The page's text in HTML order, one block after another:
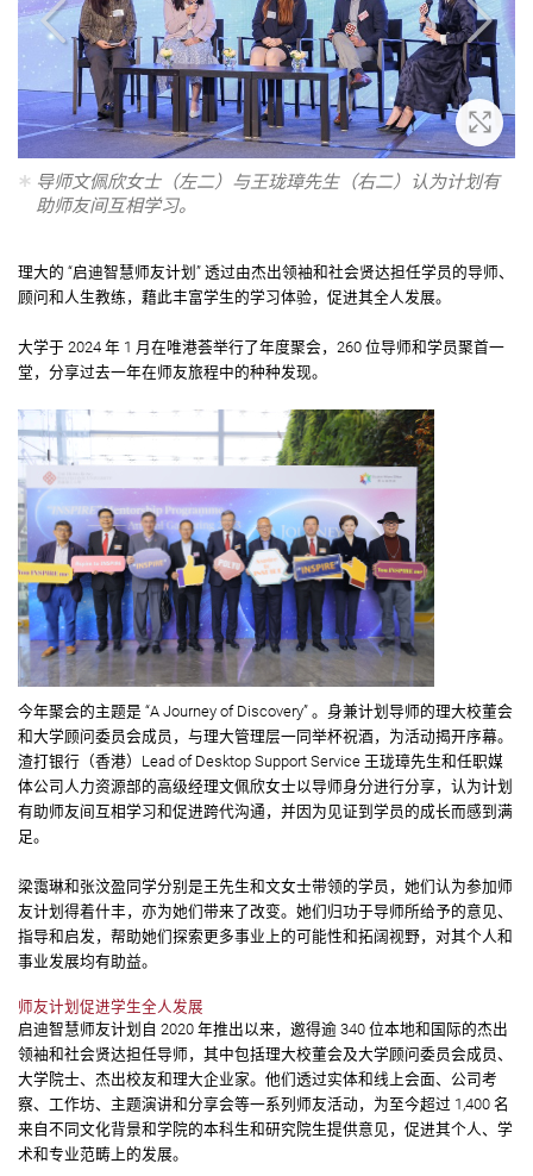
放大
导师文佩欣女士（左二）与王珑璋先生（右二）认为计划有
助师友间互相学习。
理大的 “启迪智慧师友计划” 透过由杰出领袖和社会贤达担任学员的导师、
顾问和人生教练，藉此丰富学生的学习体验，促进其全人发展。
大学于 2024 年 1 月在唯港荟举行了年度聚会，260 位导师和学员聚首一
堂，分享过去一年在师友旅程中的种种发现。
今年聚会的主题是 “A Journey of Discovery” 。身兼计划导师的理大校董会
和大学顾问委员会成员，与理大管理层一同举杯祝酒，为活动揭开序幕。
渣打银行（香港）Lead of Desktop Support Service 王珑璋先生和任职媒
体公司人力资源部的高级经理文佩欣女士以导师身分进行分享，认为计划
有助师友间互相学习和促进跨代沟通，并因为见证到学员的成长而感到满
足。
梁霭琳和张汶盈同学分别是王先生和文女士带领的学员，她们认为参加师
友计划得着什丰，亦为她们带来了改变。她们归功于导师所给予的意见、
指导和启发，帮助她们探索更多事业上的可能性和拓阔视野，对其个人和
事业发展均有助益。
师友计划促进学生全人发展
启迪智慧师友计划自 2020 年推出以来，邀得逾 340 位本地和国际的杰出
领袖和社会贤达担任导师，其中包括理大校董会及大学顾问委员会成员、
大学院士、杰出校友和理大企业家。他们透过实体和线上会面、公司考
察、工作坊、主题演讲和分享会等一系列师友活动，为至今超过 1,400 名
来自不同文化背景和学院的本科生和研究院生提供意见，促进其个人、学
术和专业范畴上的发展。